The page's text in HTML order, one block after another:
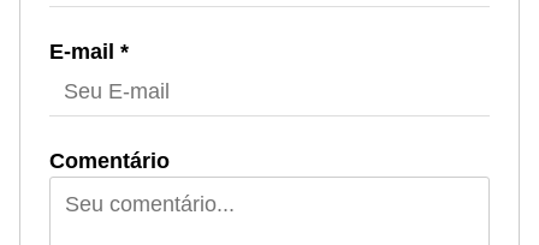
E-mail *
Comentário